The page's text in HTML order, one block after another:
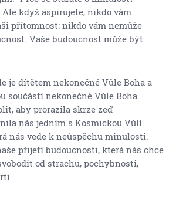
když aspirujete, nikdo vám
přítomnost; nikdo vám nemůže
Vaše budoucnost může být
je dítětem nekonečné Vůle Boha a
součástí nekonečné Vůle Boha.
aby prorazila skrze zeď
nás jedním s Kosmickou Vůlí.
nás vede k neúspěchu minulosti.
přijetí budoucnosti, která nás chce
od strachu, pochybnosti,